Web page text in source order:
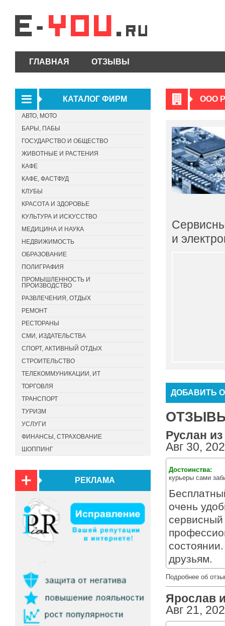
ГЛАВНАЯ ОТЗЫВЫ
ООО
и
ДОБАВИТЬ
Руслан из
Авг 30,
Достоинства:
курьеры сами
очень
друзьям.
Подробнее об
Ярослав
Авг 21,
КАТАЛОГ ФИРМ
АВТО, МОТО
БАРЫ, ПАБЫ
ГОСУДАРСТВО И ОБЩЕСТВО
ЖИВОТНЫЕ И РАСТЕНИЯ
КАФЕ
КАФЕ, ФАСТФУД
КЛУБЫ
КРАСОТА И ЗДОРОВЬЕ
КУЛЬТУРА И ИСКУССТВО
МЕДИЦИНА И НАУКА
НЕДВИЖИМОСТЬ
ОБРАЗОВАНИЕ
ПОЛИГРАФИЯ
ПРОМЫШЛЕННОСТЬ И
ПРОИЗВОДСТВО
РАЗВЛЕЧЕНИЯ, ОТДЫХ
РЕМОНТ
РЕСТОРАНЫ
СМИ, ИЗДАТЕЛЬСТВА
СПОРТ, АКТИВНЫЙ ОТДЫХ
СТРОИТЕЛЬСТВО
ТЕЛЕКОММУНИКАЦИИ, ИТ
ТОРГОВЛЯ
ТРАНСПОРТ
ТУРИЗМ
УСЛУГИ
ФИНАНСЫ, СТРАХОВАНИЕ
ШОППИНГ
РЕКЛАМА